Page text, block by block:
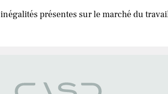
présentes sur le marché du